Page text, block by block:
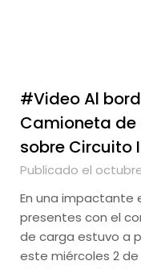
#Video Al
Camioneta
sobre Circuito
Publicado el
En una impactante
presentes con el
de carga estuvo a
este miércoles 2